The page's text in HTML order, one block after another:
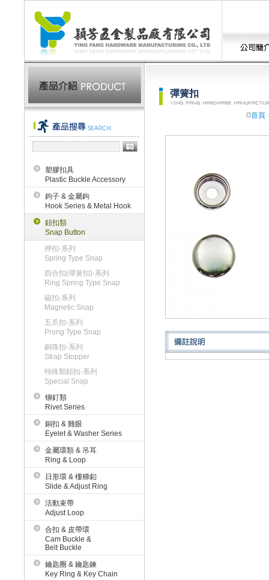
塑膠扣具
Plastic Buckle Accessory
鉤子 & 金屬鉤
Hook Series & Metal Hook
鈕扣類
Snap Button
押扣-系列
Spring Type Snap
四合扣(彈簧扣)-系列
Ring Spring Type Snap
磁扣-系列
Magnetic Snap
五爪扣-系列
Prong Type Snap
銅珠扣-系列
Strap Stopper
特殊類鈕扣-系列
Special Snap
铆釘類
Rivet Series
銅扣 & 雞眼
Eyelet & Washer Series
金屬環類 & 吊耳
Ring & Loop
日形環 & 樓梯釦
Slide & Adjust Ring
活動束帶
Adjust Loop
合扣 & 皮帶環
Cam Buckle &
Belt Buckle
鑰匙圈 & 鑰匙鍊
Key Ring & Key Chain
彈簧扣
首頁